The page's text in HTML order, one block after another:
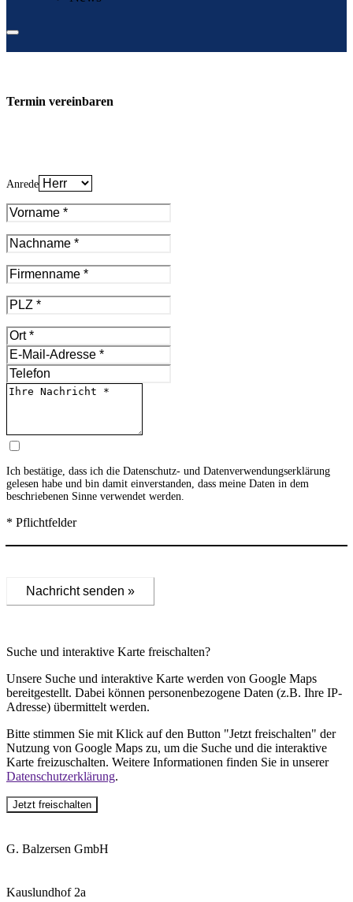
Termin vereinbaren
Anrede
Ich bestätige, dass ich die Datenschutz- und Datenverwendungserklärung
gelesen habe und bin damit einverstanden, dass meine Daten in dem
beschriebenen Sinne verwendet werden.
* Pflichtfelder
Nachricht senden »
Suche und interaktive Karte freischalten?
Unsere Suche und interaktive Karte werden von Google Maps
bereitgestellt. Dabei können personenbezogene Daten (z.B. Ihre IP-
Adresse) übermittelt werden.
Bitte stimmen Sie mit Klick auf den Button "Jetzt freischalten" der
Nutzung von Google Maps zu, um die Suche und die interaktive
Karte freizuschalten. Weitere Informationen finden Sie in unserer
Datenschutzerklärung.
Jetzt freischalten
G. Balzersen GmbH
Kauslundhof 2a